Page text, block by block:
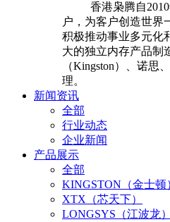
香港枭腾自2010
户，为客户创造世界
积极推动事业多元化
大的独立内存产品制
（Kingston）、诺思
理。
新闻资讯
全部
行业动态
企业新闻
产品展示
全部
KINGSTON（金士顿
XTX（芯天下）
LONGSYS（江波龙）